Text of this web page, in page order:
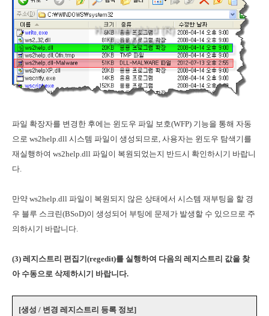
파일 확장자를 변경한 후에는 윈도우 파일 보호(WFP) 기능을 통해 자동
으로 ws2help.dll 시스템 파일이 생성되므로, 사용자는 윈도우 탐색기를
재실행하여 ws2help.dll 파일이 복원되었는지 반드시 확인하시기 바랍니
다.
만약 ws2help.dll 파일이 복원되지 않은 상태에서 시스템 재부팅을 할 경
우 블루 스크린(BSoD)이 생성되어 부팅에 문제가 발생할 수 있으므로 주
의하시기 바랍니다.
(3) 레지스트리 편집기(regedit)를 실행하여 다음의 레지스트리 값을 찾
아 수동으로 삭제하시기 바랍니다.
[생성 / 변경 레지스트리 등록 정보]